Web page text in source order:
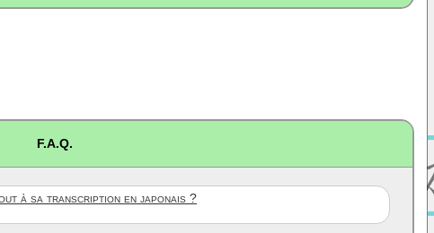
F.A.Q.
à sa transcription en japonais ?